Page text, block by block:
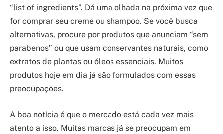
“list of ingredients”. Dá uma olhada na próxima vez que
for comprar seu creme ou shampoo. Se você busca
alternativas, procure por produtos que anunciam “sem
parabenos” ou que usam conservantes naturais, como
extratos de plantas ou óleos essenciais. Muitos
produtos hoje em dia já são formulados com essas
preocupações.
A boa notícia é que o mercado está cada vez mais
atento a isso. Muitas marcas já se preocupam em